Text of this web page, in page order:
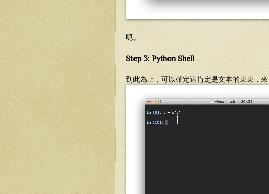
呃。
Step 3: Python Shell
到此為止，可以確定這肯定是文本的東東，來